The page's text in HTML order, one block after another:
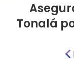
Tonalá